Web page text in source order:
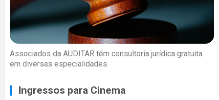
Associados da AUDITAR têm consultoria jurídica gratuita
em diversas especialidades.
Ingressos para Cinema